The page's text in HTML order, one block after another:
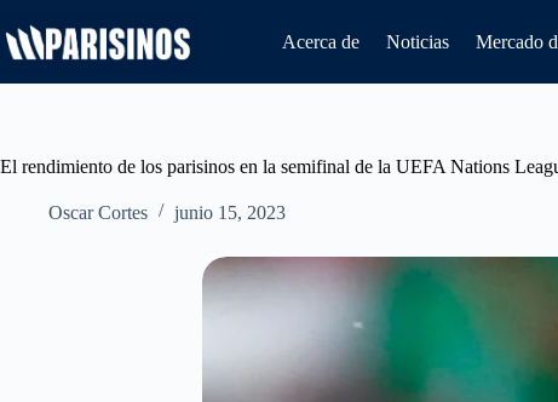
al
contenido
Acerca de Noticias Mercado
El rendimiento de los parisinos en la semifinal de la UEFA Nations
Oscar Cortes junio 15, 2023